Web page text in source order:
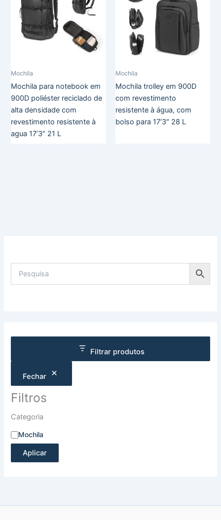
Filtrar produtos
Fechar
Filtros
Categoria
Mochila
Aplicar
Mochila
Mochila para notebook em
900D poliéster reciclado de
alta densidade com
revestimento resistente à
agua 17’3″ 21 L
Mochila
Mochila trolley em 900D
com revestimento
resistente à água, com
bolso para 17’3″ 28 L